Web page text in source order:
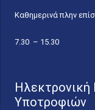
Καθημερινά πλην
7.30 – 15.30
Υποτροφιών